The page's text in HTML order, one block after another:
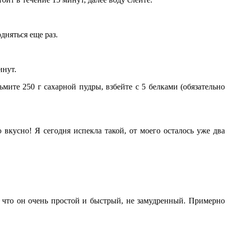
еще раз.
250 г сахарной пудры, взбейте с 5 белками (обязательно
Я сегодня испекла такой, от моего осталось уже два
он очень простой и быстрый, не замудренный. Примерно